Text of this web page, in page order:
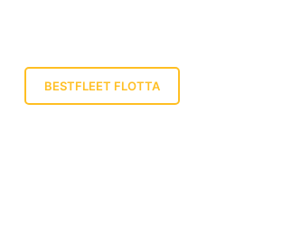
BESTFLEET FLOTTA